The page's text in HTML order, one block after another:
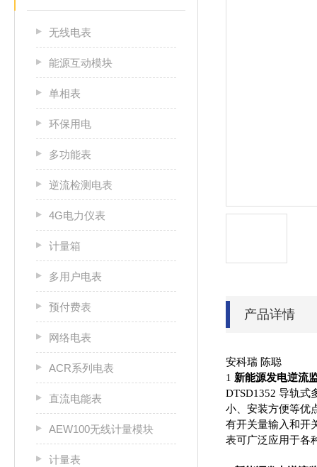
无线电表
能源互动模块
单相表
环保用电
多功能表
逆流检测电表
4G电力仪表
计量箱
多用户电表
预付费表
网络电表
ACR系列电表
直流电能表
AEW100无线计量模块
计量表
产品详情
安科瑞 陈聪
1 新能源发电逆流
DTSD1352 导轨式
小、安装方便等优
有开关量输入和开
表可广泛应用于各